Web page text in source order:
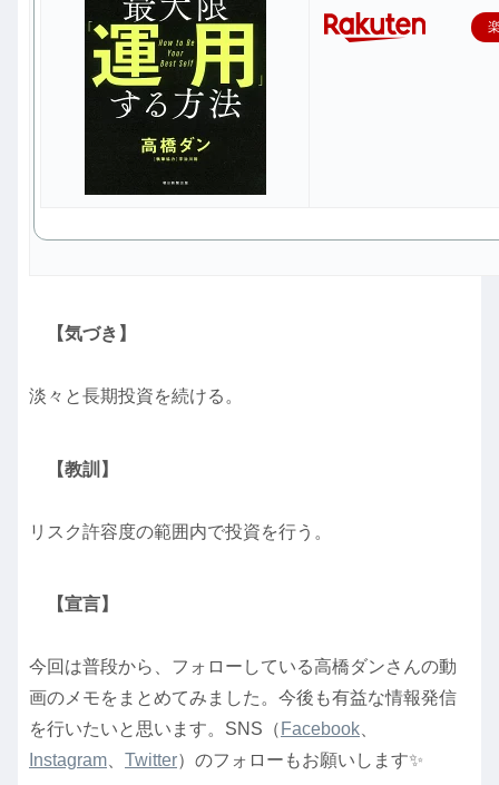
【気づき】
淡々と長期投資を続ける。
【教訓】
リスク許容度の範囲内で投資を行う。
【宣言】
今回は普段から、フォローしている高橋ダンさんの動
画のメモをまとめてみました。今後も有益な情報発信
を行いたいと思います。SNS（ Facebook
Instagram
Twitter）のフォローもお願いします✨